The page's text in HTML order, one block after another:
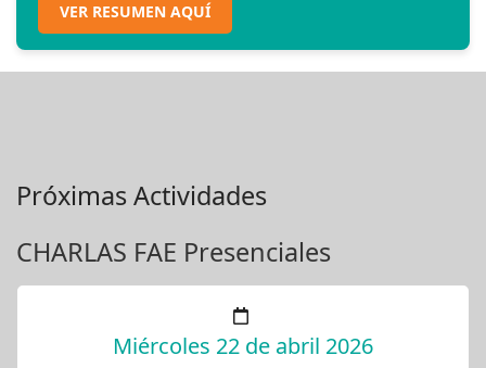
VER RESUMEN AQUÍ
Próximas Actividades
CHARLAS FAE Presenciales
Miércoles 22 de abril 2026